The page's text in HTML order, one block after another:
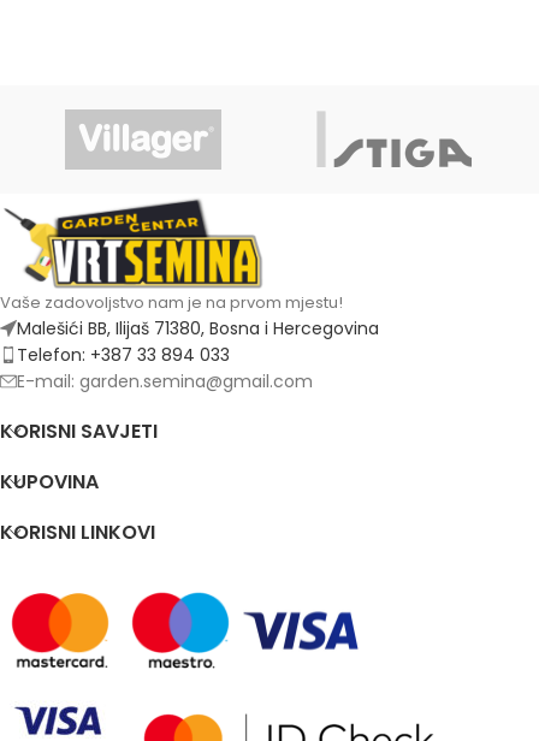
Vaše zadovoljstvo nam je na prvom mjestu!
Malešići BB, Ilijaš 71380, Bosna i Hercegovina
Telefon: +387 33 894 033
E-mail: garden.semina@gmail.com
KORISNI SAVJETI
KUPOVINA
KORISNI LINKOVI